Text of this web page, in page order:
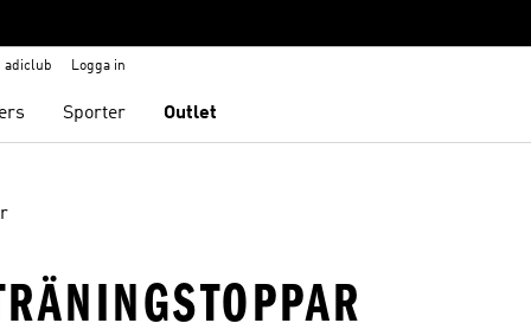
adiclub Logga in
Sporter Outlet